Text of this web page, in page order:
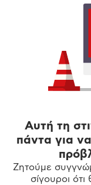
Αυτή τη
πάντα για
Ζητούμε
σίγουροι